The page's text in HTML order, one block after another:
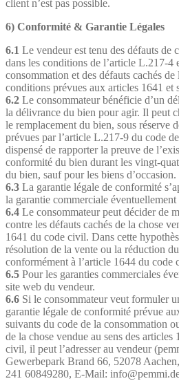
client n’est pas possible.
6) Conformité & Garantie Légales
6.1 Le vendeur est tenu des défauts de
dans les conditions de l’article L.217-4
consommation et des défauts cachés
conditions prévues aux articles 1641 et
6.2 Le consommateur bénéficie d’un
la délivrance du bien pour agir. Il peut
le remplacement du bien, sous réserve
prévues par l’article L.217-9 du code
dispensé de rapporter la preuve de
conformité du bien durant les vingt-
du bien, sauf pour les biens d’occasion.
6.3 La garantie légale de conformité
la garantie commerciale éventuellement
6.4 Le consommateur peut décider de
contre les défauts cachés de la chose
1641 du code civil. Dans cette
résolution de la vente ou la réduction
conformément à l’article 1644 du code
6.5 Pour les garanties commerciales
site web du vendeur.
6.6 Si le consommateur veut formuler
garantie légale de conformité prévue
suivants du code de la consommation
de la chose vendue au sens des articles
civil, il peut l’adresser au vendeur
Gewerbepark Brand 66, 52078
241 60849280, E-Mail: